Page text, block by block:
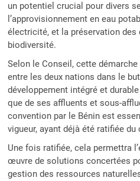
un potentiel crucial pour divers
l’approvisionnement en eau
électricité, et la préservation
biodiversité.
Selon le Conseil, cette
entre les deux nations dans le
développement intégré et
que de ses affluents et sous-
convention par le Bénin est
vigueur, ayant déjà été ratifiée
Une fois ratifiée, cela permettra
œuvre de solutions concertées
gestion des ressources